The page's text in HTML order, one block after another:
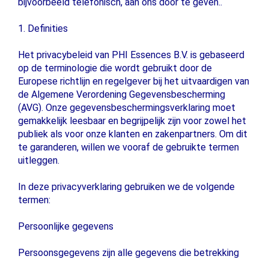
1. Definities
Het privacybeleid van PHI Essences B.V. is gebaseerd
op de terminologie die wordt gebruikt door de
Europese richtlijn en regelgever bij het uitvaardigen van
de Algemene Verordening Gegevensbescherming
(AVG). Onze gegevensbeschermingsverklaring moet
gemakkelijk leesbaar en begrijpelijk zijn voor zowel het
publiek als voor onze klanten en zakenpartners. Om dit
te garanderen, willen we vooraf de gebruikte termen
uitleggen.
In deze privacyverklaring gebruiken we de volgende
termen:
Persoonlijke gegevens
Persoonsgegevens zijn alle gegevens die betrekking